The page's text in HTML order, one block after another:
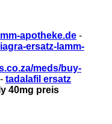
apotheke.de -
ersatz-lamm-
meds/buy-
- tadalafil ersatz
40mg preis